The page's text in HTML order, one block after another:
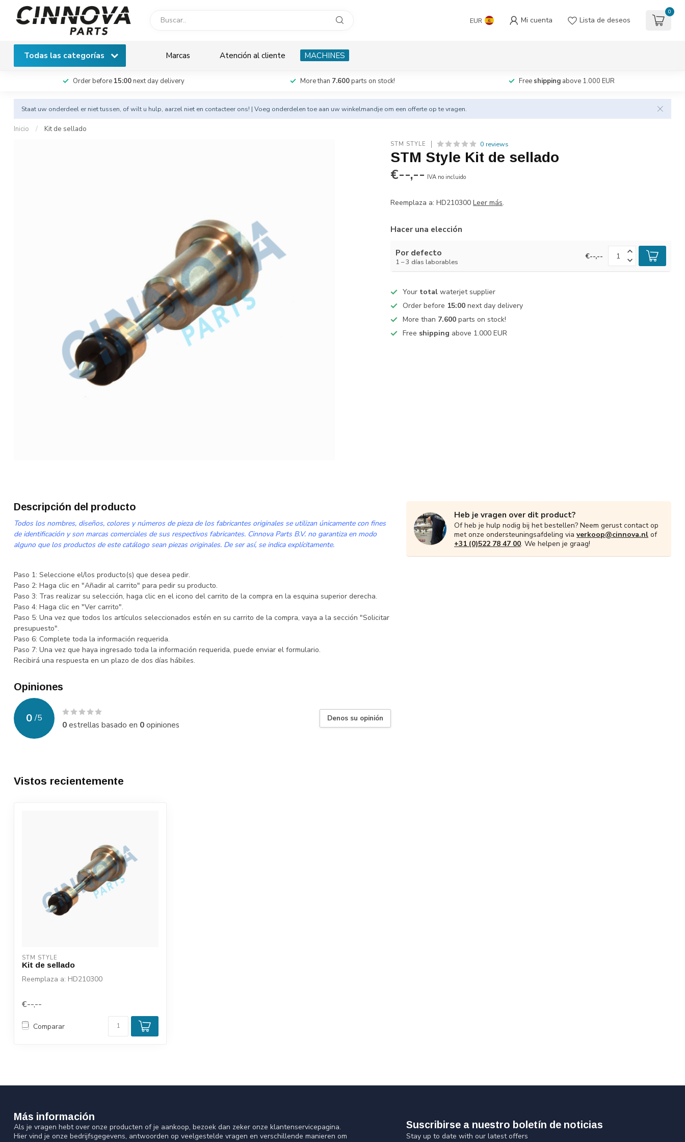
EUR Mi cuenta Lista de deseos
0
Todas las categorías Marcas Atención al cliente MACHINES
Order before 15:00next day delivery More than 7.600parts on stock! Free shipping above 1.000 EUR
Staat uw onderdeel er niet tussen, of wilt u hulp, aarzel niet en contacteer ons! | Voeg onderdelen toe aan uw winkelmandje om een offerte op te vragen.
Inicio / Kit de sellado
STM STYLE 0 reviews
STM Style Kit de sellado
€--,-- IVA no incluido
Reemplaza a: HD210300Leer más.
Hacer una elección
Por defecto
1 – 3 días laborables
€--,--
Your total waterjet supplier
Order before 15:00 next day delivery
More than 7.600 parts on stock!
Free shipping above 1.000 EUR
Descripción del producto
Todos los nombres, diseños, colores y números de pieza de los fabricantes originales se utilizan únicamente con fines
de identificación y son marcas comerciales de sus respectivos fabricantes. Cinnova Parts B.V. no garantiza en modo
alguno que los productos de este catálogo sean piezas originales. De ser así, se indica explícitamente.
Paso 1: Seleccione el/los producto(s) que desea pedir.
Paso 2: Haga clic en "Añadir al carrito" para pedir su producto.
Paso 3: Tras realizar su selección, haga clic en el icono del carrito de la compra en la esquina superior derecha.
Paso 4: Haga clic en "Ver carrito".
Paso 5: Una vez que todos los artículos seleccionados estén en su carrito de la compra, vaya a la sección "Solicitar
presupuesto".
Paso 6: Complete toda la información requerida.
Paso 7: Una vez que haya ingresado toda la información requerida, puede enviar el formulario.
Recibirá una respuesta en un plazo de dos días hábiles.
Opiniones
0 /5
0estrellas basado en 0opiniones
Denos su opinión
Heb je vragen over dit product?
Of heb je hulp nodig bij het bestellen? Neem gerust contact op
met onze ondersteuningsafdeling via verkoop@cinnova.nl of
+31 (0)522 78 47 00. We helpen je graag!
Vistos recientemente
STM STYLE
Kit de sellado
Reemplaza a: HD210300
€--,--
Comparar
Más información
Als je vragen hebt over onze producten of je aankoop, bezoek dan zeker onze klantenservicepagina.
Hier vind je onze bedrijfsgegevens, antwoorden op veelgestelde vragen en verschillende manieren om
Suscribirse a nuestro boletín de noticias
Stay up to date with our latest offers